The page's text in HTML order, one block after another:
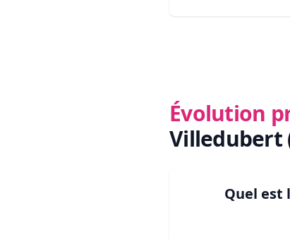
Évolution
Villedubert
Quel est